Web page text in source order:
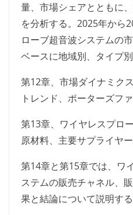
量、市場シェアとともに
を分析する。2025年から
ローブ超音波システムの
ベースに地域別、タイプ
第12章、市場ダイナミク
トレンド、ポーターズフ
第13章、ワイヤレスプロ
原材料、主要サプライヤ
第14章と第15章では、ワ
ステムの販売チャネル、
果と結論について説明する